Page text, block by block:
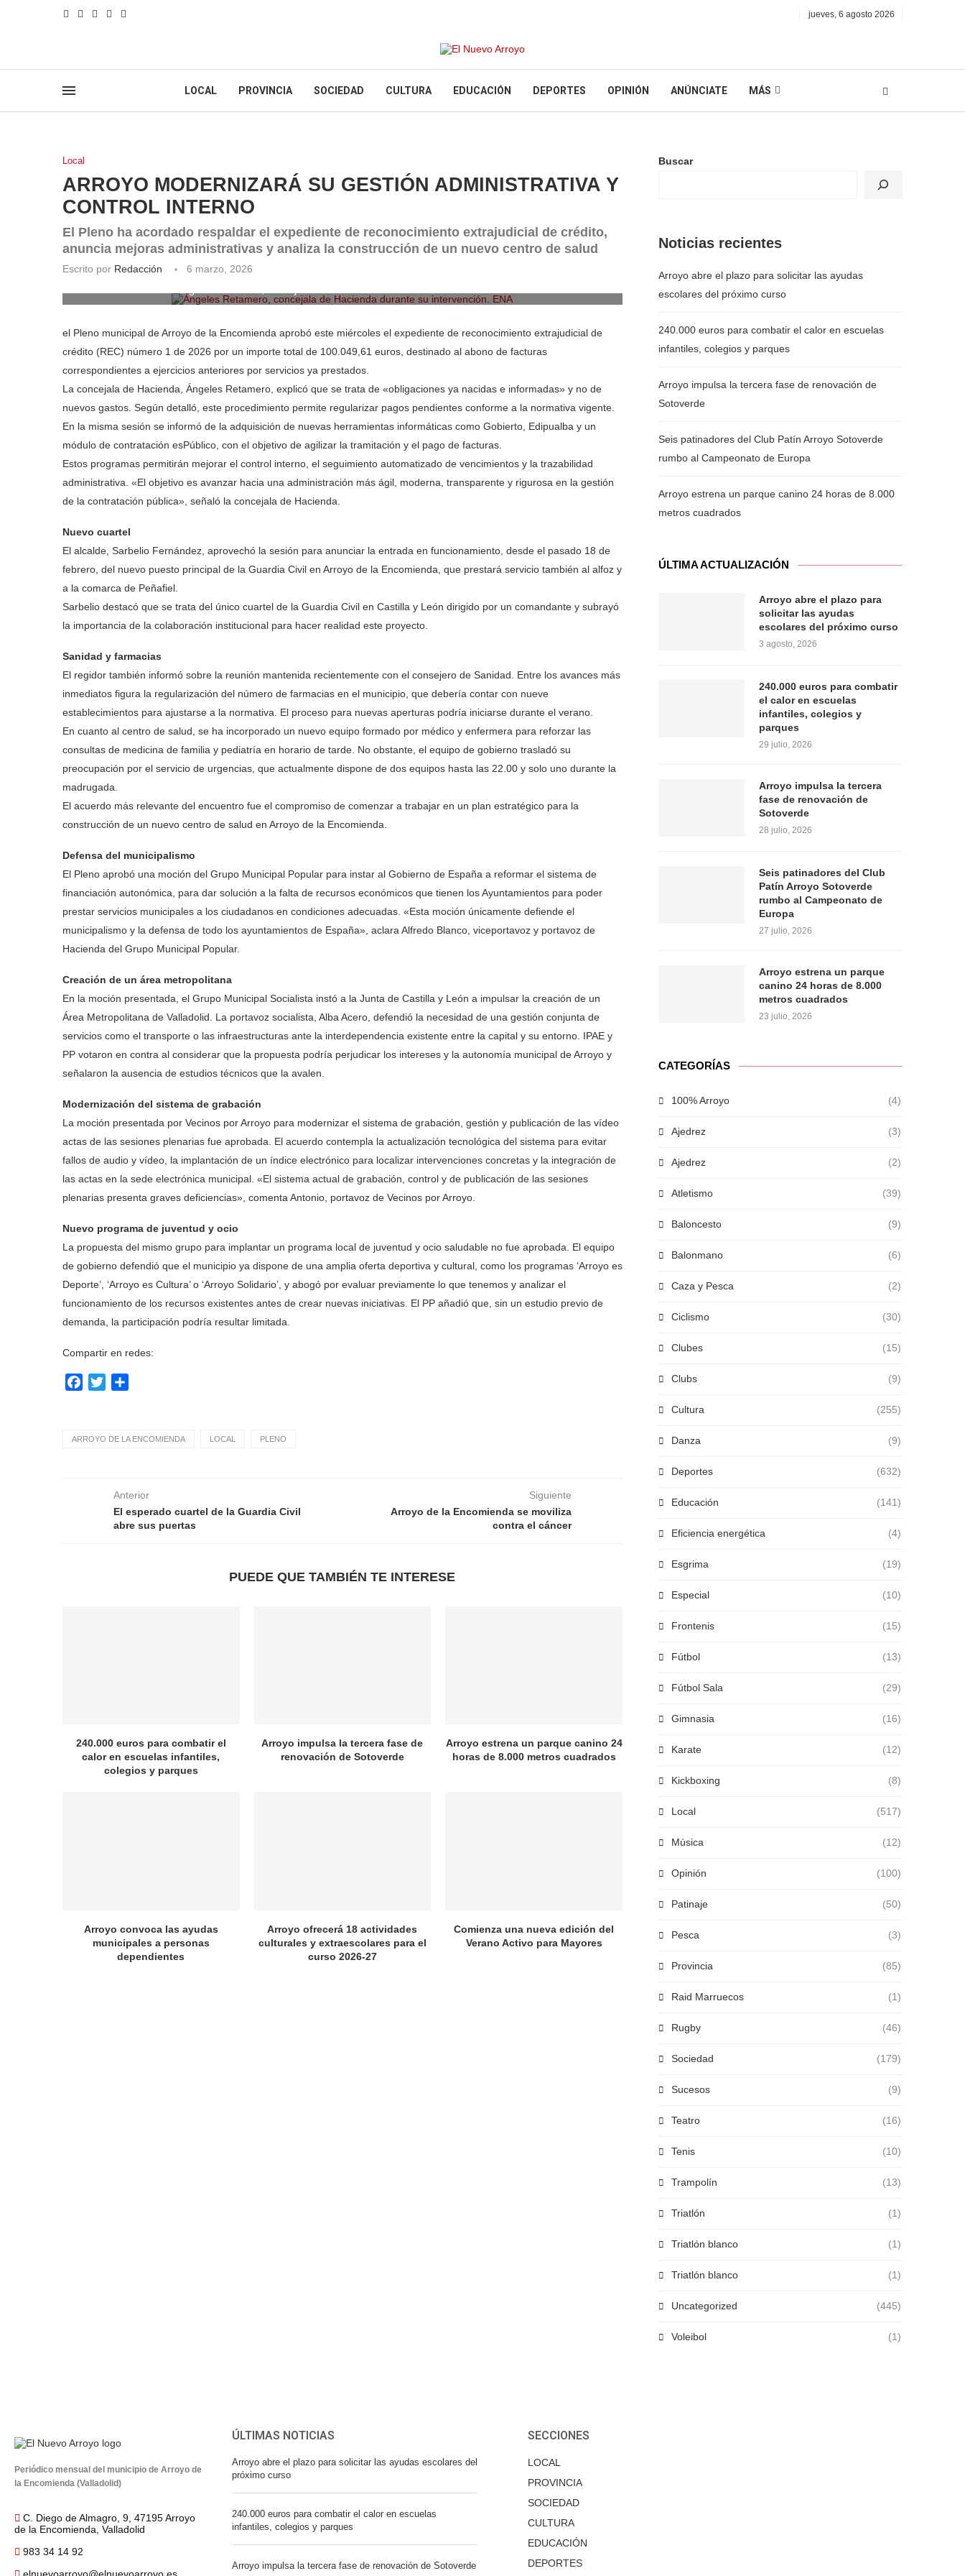
jueves, 6 agosto 2026
LOCAL PROVINCIA SOCIEDAD CULTURA EDUCACIÓN DEPORTES OPINIÓN ANÚNCIATE MÁS
Local
ARROYO MODERNIZARÁ SU GESTIÓN ADMINISTRATIVA Y
CONTROL INTERNO
El Pleno ha acordado respaldar el expediente de reconocimiento extrajudicial de crédito,
anuncia mejoras administrativas y analiza la construcción de un nuevo centro de salud
Escrito por Redacción
6 marzo, 2026
el Pleno municipal de Arroyo de la Encomienda aprobó este miércoles el expediente de reconocimiento extrajudicial de
crédito (REC) número 1 de 2026 por un importe total de 100.049,61 euros, destinado al abono de facturas
correspondientes a ejercicios anteriores por servicios ya prestados.
La concejala de Hacienda, Ángeles Retamero, explicó que se trata de «obligaciones ya nacidas e informadas» y no de
nuevos gastos. Según detalló, este procedimiento permite regularizar pagos pendientes conforme a la normativa vigente.
En la misma sesión se informó de la adquisición de nuevas herramientas informáticas como Gobierto, Edipualba y un
módulo de contratación esPúblico, con el objetivo de agilizar la tramitación y el pago de facturas.
Estos programas permitirán mejorar el control interno, el seguimiento automatizado de vencimientos y la trazabilidad
administrativa. «El objetivo es avanzar hacia una administración más ágil, moderna, transparente y rigurosa en la gestión
de la contratación pública», señaló la concejala de Hacienda.
Nuevo cuartel
El alcalde, Sarbelio Fernández, aprovechó la sesión para anunciar la entrada en funcionamiento, desde el pasado 18 de
febrero, del nuevo puesto principal de la Guardia Civil en Arroyo de la Encomienda, que prestará servicio también al alfoz y
a la comarca de Peñafiel.
Sarbelio destacó que se trata del único cuartel de la Guardia Civil en Castilla y León dirigido por un comandante y subrayó
la importancia de la colaboración institucional para hacer realidad este proyecto.
Sanidad y farmacias
El regidor también informó sobre la reunión mantenida recientemente con el consejero de Sanidad. Entre los avances más
inmediatos figura la regularización del número de farmacias en el municipio, que debería contar con nueve
establecimientos para ajustarse a la normativa. El proceso para nuevas aperturas podría iniciarse durante el verano.
En cuanto al centro de salud, se ha incorporado un nuevo equipo formado por médico y enfermera para reforzar las
consultas de medicina de familia y pediatría en horario de tarde. No obstante, el equipo de gobierno trasladó su
preocupación por el servicio de urgencias, que actualmente dispone de dos equipos hasta las 22.00 y solo uno durante la
madrugada.
El acuerdo más relevante del encuentro fue el compromiso de comenzar a trabajar en un plan estratégico para la
construcción de un nuevo centro de salud en Arroyo de la Encomienda.
Defensa del municipalismo
El Pleno aprobó una moción del Grupo Municipal Popular para instar al Gobierno de España a reformar el sistema de
financiación autonómica, para dar solución a la falta de recursos económicos que tienen los Ayuntamientos para poder
prestar servicios municipales a los ciudadanos en condiciones adecuadas. «Esta moción únicamente defiende el
municipalismo y la defensa de todo los ayuntamientos de España», aclara Alfredo Blanco, viceportavoz y portavoz de
Hacienda del Grupo Municipal Popular.
Creación de un área metropolitana
En la moción presentada, el Grupo Municipal Socialista instó a la Junta de Castilla y León a impulsar la creación de un
Área Metropolitana de Valladolid. La portavoz socialista, Alba Acero, defendió la necesidad de una gestión conjunta de
servicios como el transporte o las infraestructuras ante la interdependencia existente entre la capital y su entorno. IPAE y
PP votaron en contra al considerar que la propuesta podría perjudicar los intereses y la autonomía municipal de Arroyo y
señalaron la ausencia de estudios técnicos que la avalen.
Modernización del sistema de grabación
La moción presentada por Vecinos por Arroyo para modernizar el sistema de grabación, gestión y publicación de las vídeo
actas de las sesiones plenarias fue aprobada. El acuerdo contempla la actualización tecnológica del sistema para evitar
fallos de audio y vídeo, la implantación de un índice electrónico para localizar intervenciones concretas y la integración de
las actas en la sede electrónica municipal. «El sistema actual de grabación, control y de publicación de las sesiones
plenarias presenta graves deficiencias», comenta Antonio, portavoz de Vecinos por Arroyo.
Nuevo programa de juventud y ocio
La propuesta del mismo grupo para implantar un programa local de juventud y ocio saludable no fue aprobada. El equipo
de gobierno defendió que el municipio ya dispone de una amplia oferta deportiva y cultural, como los programas ‘Arroyo es
Deporte’, ‘Arroyo es Cultura’ o ‘Arroyo Solidario’, y abogó por evaluar previamente lo que tenemos y analizar el
funcionamiento de los recursos existentes antes de crear nuevas iniciativas. El PP añadió que, sin un estudio previo de
demanda, la participación podría resultar limitada.
Compartir en redes:
Facebook
Twitter
ARROYO DE LA ENCOMIENDA LOCAL PLENO
Anterior
El esperado cuartel de la Guardia Civil
abre sus puertas
Siguiente
Arroyo de la Encomienda se moviliza
contra el cáncer
PUEDE QUE TAMBIÉN TE INTERESE
240.000 euros para combatir el
calor en escuelas infantiles,
colegios y parques
Arroyo impulsa la tercera fase de
renovación de Sotoverde
Arroyo estrena un parque canino 24
horas de 8.000 metros cuadrados
Arroyo convoca las ayudas
municipales a personas
dependientes
Arroyo ofrecerá 18 actividades
culturales y extraescolares para el
curso 2026-27
Comienza una nueva edición del
Verano Activo para Mayores
Buscar
Noticias recientes
Arroyo abre el plazo para solicitar las ayudas
escolares del próximo curso
240.000 euros para combatir el calor en escuelas
infantiles, colegios y parques
Arroyo impulsa la tercera fase de renovación de
Sotoverde
Seis patinadores del Club Patín Arroyo Sotoverde
rumbo al Campeonato de Europa
Arroyo estrena un parque canino 24 horas de 8.000
metros cuadrados
ÚLTIMA ACTUALIZACIÓN
Arroyo abre el plazo para
solicitar las ayudas
escolares del próximo curso
3 agosto, 2026
240.000 euros para combatir
el calor en escuelas
infantiles, colegios y
parques
29 julio, 2026
Arroyo impulsa la tercera
fase de renovación de
Sotoverde
28 julio, 2026
Seis patinadores del Club
Patín Arroyo Sotoverde
rumbo al Campeonato de
Europa
27 julio, 2026
Arroyo estrena un parque
canino 24 horas de 8.000
metros cuadrados
23 julio, 2026
CATEGORÍAS
100% Arroyo (4)
Ajedrez (3)
Ajedrez (2)
Atletismo (39)
Baloncesto (9)
Balonmano (6)
Caza y Pesca (2)
Ciclismo (30)
Clubes (15)
Clubs (9)
Cultura (255)
Danza (9)
Deportes (632)
Educación (141)
Eficiencia energética (4)
Esgrima (19)
Especial (10)
Frontenis (15)
Fútbol (13)
Fútbol Sala (29)
Gimnasia (16)
Karate (12)
Kickboxing (8)
Local (517)
Música (12)
Opinión (100)
Patinaje (50)
Pesca (3)
Provincia (85)
Raid Marruecos (1)
Rugby (46)
Sociedad (179)
Sucesos (9)
Teatro (16)
Tenis (10)
Trampolín (13)
Triatlón (1)
Triatlón blanco (1)
Triatlón blanco (1)
Uncategorized (445)
Voleibol (1)
Periódico mensual del municipio de Arroyo de
la Encomienda (Valladolid)
C. Diego de Almagro, 9, 47195 Arroyo
de la Encomienda, Valladolid
983 34 14 92
ÚLTIMAS NOTICIAS
Arroyo abre el plazo para solicitar las ayudas escolares del
próximo curso
240.000 euros para combatir el calor en escuelas
infantiles, colegios y parques
Arroyo impulsa la tercera fase de renovación de Sotoverde
SECCIONES
LOCAL
PROVINCIA
SOCIEDAD
CULTURA
EDUCACIÓN
DEPORTES